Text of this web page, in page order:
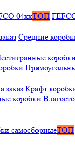
04xxТОП
Средние
коробки
заказ Крафт
коробки
самосборныеТОП